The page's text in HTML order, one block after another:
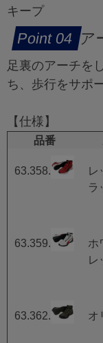
キープ
ア
足裏のアーチを
ち、歩行をサポ
【仕様】
品番
63.358.0
レ
ラ
63.359.0
ホ
レ
63.362.0 オ